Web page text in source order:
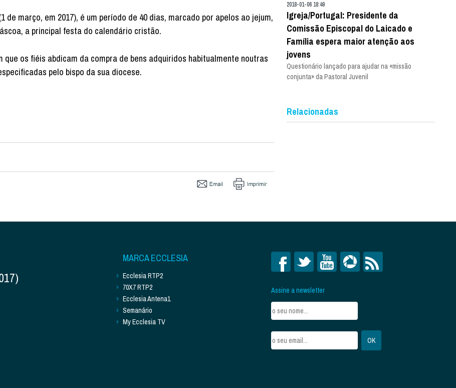
março, em 2017), é um período de 40 dias, marcado por apelos ao jejum,
a principal festa do calendário cristão.
os fiéis abdicam da compra de bens adquiridos habitualmente noutras
pelo bispo da sua diocese.
2018-01-06 18:49
Igreja/Portugal: Presidente da
Comissão Episcopal do Laicado e
Família espera maior atenção aos
jovens
Questionário lançado para ajudar na «missão
conjunta» da Pastoral Juvenil
Relacionadas
MARCA ECCLESIA
Ecclesia RTP2
70X7 RTP2
Ecclesia Antena1
Semanário
My Ecclesia TV
Assine a newsletter